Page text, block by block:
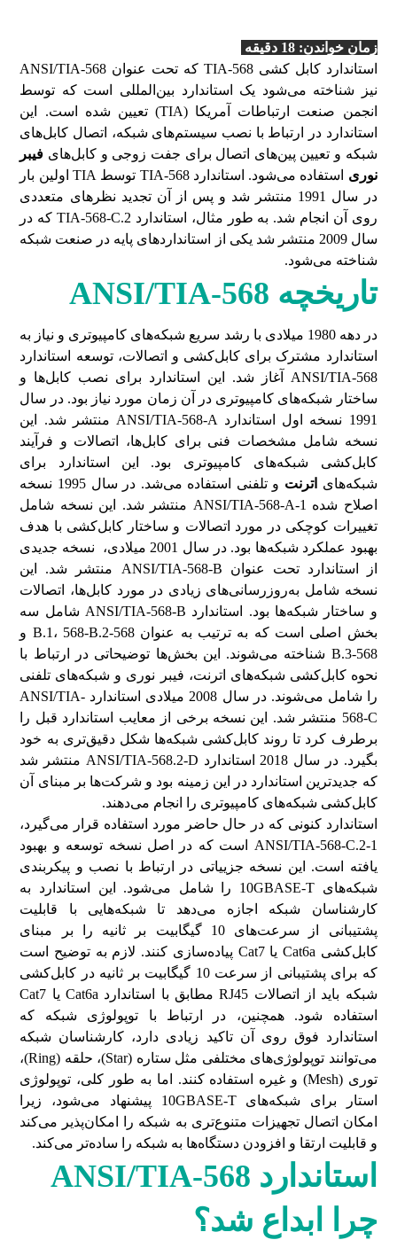
زمان خواندن: 18
دقیقه
استاندارد کابل کشیTIA-568 که تحت عنوان ANSI/TIA-568
نیز شناخته می‌شود یک استاندارد بین‌المللی است که توسط
انجمن صنعت ارتباطات آمریکا (TIA) تعیین شده است. این
استاندارد در ارتباط با نصب سیستم‌های شبکه، اتصال کابل‌های
شبکه و تعیین پین‌های اتصال برای جفت زوجی و کابل‌های فیبر
نوری استفاده می‌شود. استانداردTIA-568 توسط TIA اولین بار
در سال 1991 منتشر شد و پس از آن تجدید نظرهای متعددی
روی آن انجام شد. به طور مثال، استاندارد TIA-568-C.2 که در
سال 2009 منتشر شد یکی از استانداردهای پایه در صنعت شبکه
شناخته می‌شود.
تاریخچه ANSI/TIA-568
در دهه 1980 میلادی با رشد سریع شبکه‌های کامپیوتری و نیاز به
استاندارد مشترک برای کابل‌کشی و اتصالات، توسعه استاندارد
ANSI/TIA-568 آغاز شد. این استاندارد برای نصب کابل‌ها و
ساختار شبکه‌های کامپیوتری در آن زمان مورد نیاز بود. در سال
1991 نسخه اول استاندارد ANSI/TIA-568-A منتشر شد. این
نسخه شامل مشخصات فنی برای کابل‌ها، اتصالات و فرآیند
کابل‌کشی شبکه‌های کامپیوتری بود. این استاندارد برای
شبکه‌های اترنت
و تلفنی استفاده می‌شد. در سال 1995 نسخه
اصلاح شده ANSI/TIA-568-A-1 منتشر شد. این نسخه شامل
تغییرات کوچکی در مورد اتصالات و ساختار کابل‌کشی با هدف
بهبود عملکرد شبکه‌ها بود. در سال 2001 میلادی، نسخه جدیدی
از استاندارد تحت عنوان ANSI/TIA-568-B منتشر شد. این
نسخه شامل به‌روزرسانی‌های زیادی در مورد کابل‌ها، اتصالات
و ساختار شبکه‌ها بود. استاندارد ANSI/TIA-568-B شامل سه
بخش اصلی است که به ترتیب به عنوان 568-B.1، 568-B.2 و
568-B.3 شناخته می‌شوند. این بخش‌ها توضیحاتی در ارتباط با
نحوه کابل‌کشی شبکه‌های اترنت، فیبر نوری و شبکه‌های تلفنی
را شامل می‌شوند. در سال 2008 میلادی استاندارد ANSI/TIA-
568-C منتشر شد. این نسخه برخی از معایب استاندارد قبل را
برطرف کرد تا روند کابل‌کشی شبکه‌ها شکل دقیق‌تری به خود
بگیرد. در سال 2018 استاندارد ANSI/TIA-568.2-D منتشر شد
که جدیدترین استاندارد در این زمینه بود و شرکت‌ها بر مبنای آن
کابل‌کشی شبکه‌های کامپیوتری را انجام می‌دهند.
استاندارد کنونی که در حال حاضر مورد استفاده قرار می‌گیرد،
ANSI/TIA-568-C.2-1 است که در اصل نسخه توسعه و بهبود
یافته است. این نسخه جزییاتی در ارتباط با نصب و پیکربندی
شبکه‌های 10GBASE-T را شامل می‌شود. این استاندارد به
کارشناسان شبکه اجازه می‌دهد تا شبکه‌هایی با قابلیت
پشتیبانی از سرعت‌های 10 گیگابیت بر ثانیه را بر مبنای
کابل‌کشی Cat6a یا Cat7 پیاده‌سازی کنند. لازم به توضیح است
که برای پشتیبانی از سرعت 10 گیگابیت بر ثانیه در کابل‌کشی
شبکه باید از اتصالات RJ45 مطابق با استاندارد Cat6a یا Cat7
استفاده شود. همچنین، در ارتباط با توپولوژی شبکه که
استاندارد فوق روی آن تاکید زیادی دارد، کارشناسان شبکه
می‌توانند توپولوژی‌های مختلفی مثل ستاره (Star)، حلقه (Ring)،
توری (Mesh) و غیره استفاده کنند. اما به طور کلی، توپولوژی
استار برای شبکه‌های 10GBASE-T پیشنهاد می‌شود، زیرا
امکان اتصال تجهیزات متنوع‌تری به شبکه را امکان‌پذیر می‌کند
و قابلیت ارتقا و افزودن دستگاه‌ها به شبکه را ساده‌تر می‌کند.
استاندارد ANSI/TIA-568
چرا ابداع شد؟